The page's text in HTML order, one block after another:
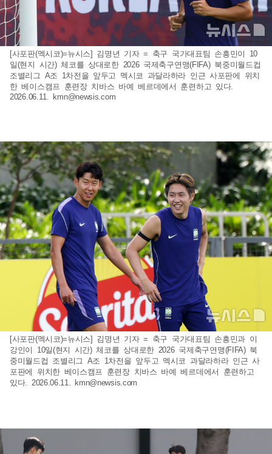
[사포판(멕시코)=뉴시스] 김명년 기자 = 축구 국가대표팀 손흥민이 10
일(현지 시간) 체코를 상대로한 2026 국제축구연맹(FIFA) 북중미월드컵
조별리그 A조 1차전을 앞두고 멕시코 과달라하라 인근 사포판에 위치
한 베이스캠프 훈련장 치바스 바예 베르데에서 훈련하고 있다.
2026.06.11. kmn@newsis.com
[사포판(멕시코)=뉴시스] 김명년 기자 = 축구 국가대표팀 손흥민과 이
강인이 10일(현지 시간) 체코를 상대로한 2026 국제축구연맹(FIFA) 북
중미월드컵 조별리그 A조 1차전을 앞두고 멕시코 과달라하라 인근 사
포판에 위치한 베이스캠프 훈련장 치바스 바예 베르데에서 훈련하고
있다. 2026.06.11. kmn@newsis.com